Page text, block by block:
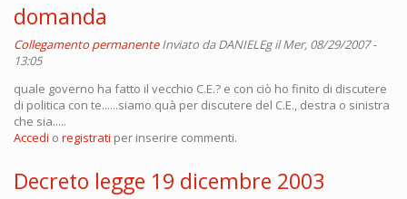
domanda
Collegamento permanente Inviato daDANIELEgil Mer, 08/29/2007 -
13:05
quale governo ha fatto il vecchio C.E.? e con ciò ho finito di discutere
di politica con te......siamo quà per discutere del C.E., destra o sinistra
che sia.....
Accedi o registrati per inserire commenti.
Decreto legge 19 dicembre 2003